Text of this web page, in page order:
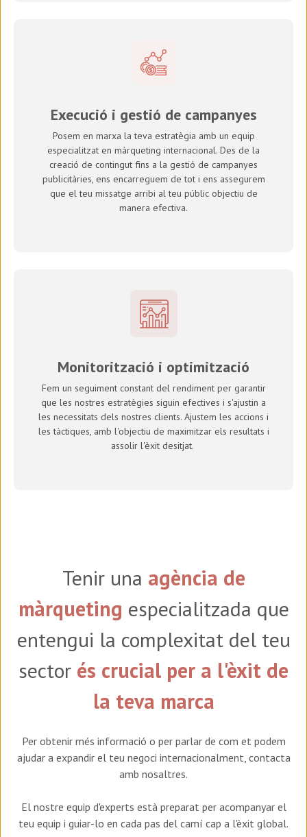
Execució i gestió de campanyes
Posem en marxa la teva estratègia amb un equip
especialitzat en màrqueting internacional. Des de la
creació de contingut fins a la gestió de campanyes
publicitàries, ens encarreguem de tot i ens assegurem
que el teu missatge arribi al teu públic objectiu de
manera efectiva.
Monitorització i optimització
Fem un seguiment constant del rendiment per garantir
que les nostres estratègies siguin efectives i s'ajustin a
les necessitats dels nostres clients. Ajustem les accions i
les tàctiques, amb l'objectiu de maximitzar els resultats i
assolir l'èxit desitjat.
Tenir una agència de
màrqueting especialitzada que
entengui la complexitat del teu
sector és crucial per a l'èxit de
la teva marca
Per obtenir més informació o per parlar de com et podem
ajudar a expandir el teu negoci internacionalment, contacta
amb nosaltres.
El nostre equip d'experts està preparat per acompanyar el
teu equip i guiar-lo en cada pas del camí cap a l'èxit global.